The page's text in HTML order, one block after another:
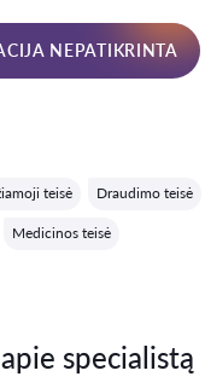
NEPATIKRINTA
teisė Draudimo teisė
Medicinos teisė
specialistą